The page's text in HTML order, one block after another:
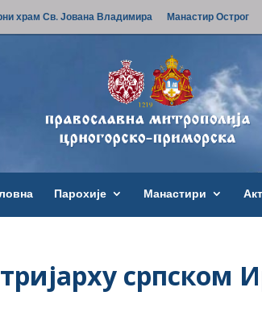
храм Св. Јована Владимира Манастир Острог
Парохије Манастири
српском